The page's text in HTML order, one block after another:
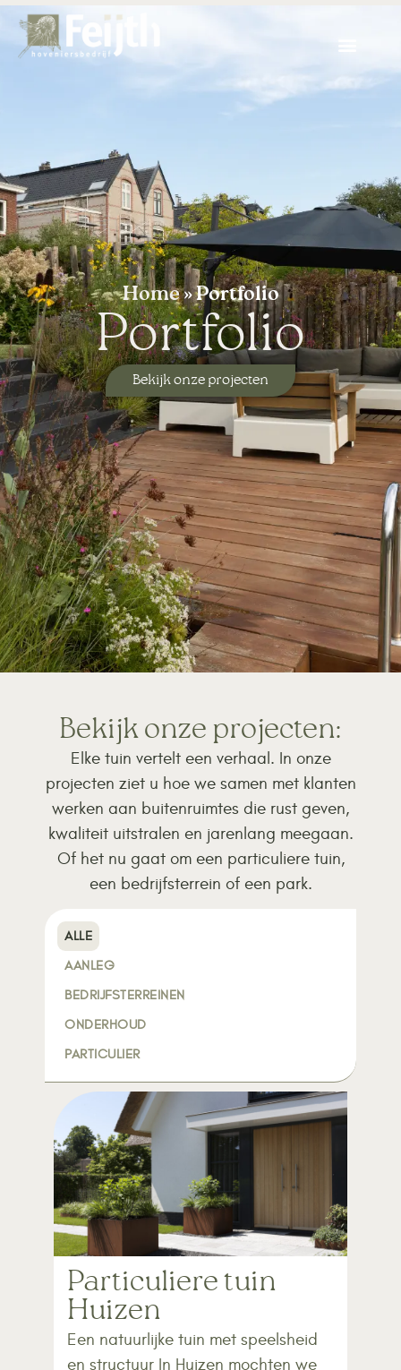
Home»Portfolio
Portfolio
Bekijk onze projecten
Bekijk onze projecten:
Elke tuin vertelt een verhaal. In onze
projecten ziet u hoe we samen met klanten
werken aan buitenruimtes die rust geven,
kwaliteit uitstralen en jarenlang meegaan.
Of het nu gaat om een particuliere tuin,
een bedrijfsterrein of een park.
AANLEG
BEDRIJFSTERREINEN
ONDERHOUD
PARTICULIER
ALLE
Particuliere tuin
Huizen
Een natuurlijke tuin met speelsheid
en structuur In Huizen mochten we